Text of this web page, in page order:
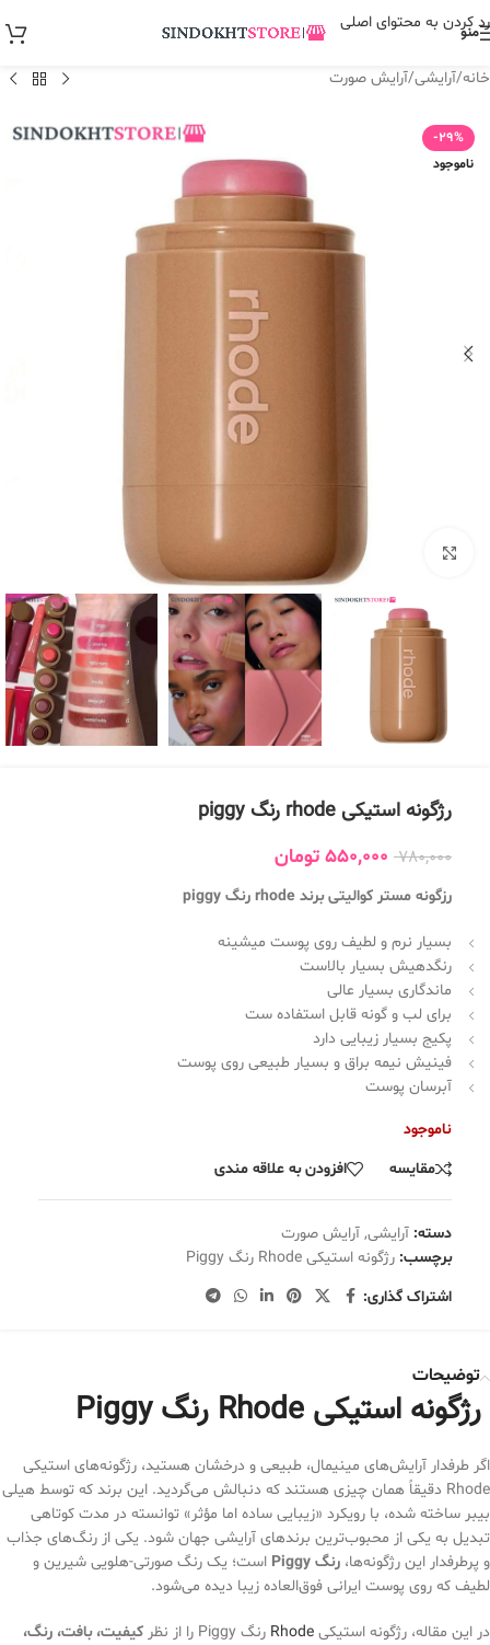
رد کردن به محتوای اصلی
منو
خانه/آرایشی/آرایش صورت
-29%
ناموجود
بزرگنمایی تصویر
رژگونه استیکی rhode رنگ piggy
780,000
550,000 تومان
رزگونه مستر کوالیتی برند rhode رنگ piggy
بسیار نرم و لطیف روی پوست میشینه
رنگدهیش بسیار بالاست
ماندگاری بسیار عالی
برای لب و گونه قابل استفاده ست
پکیج بسیار زیبایی دارد
فینیش نیمه براق و بسیار طبیعی روی پوست
آبرسان پوست
ناموجود
مقایسه
افزودن به علاقه مندی
دسته: آرایشی, آرایش صورت
برچسب: رژگونه استیکی Rhode رنگ Piggy
اشتراک گذاری:
توضیحات
رژگونه استیکی Rhode رنگ Piggy
اگر طرفدار آرایش‌های مینیمال، طبیعی و درخشان هستید، رژگونه‌های استیکی
Rhode دقیقاً همان چیزی هستند که دنبالش می‌گردید. این برند که توسط هیلی
بیبر ساخته شده، با رویکرد «زیبایی ساده اما مؤثر» توانسته در مدت کوتاهی
تبدیل به یکی از محبوب‌ترین برندهای آرایشی جهان شود. یکی از رنگ‌های جذاب
و پرطرفدار این رژگونه‌ها، رنگ Piggy
است؛ یک رنگ صورتی-هلویی شیرین و
لطیف که روی پوست ایرانی فوق‌العاده زیبا دیده می‌شود.
در این مقاله، رژگونه استیکی رنگ Piggy را از نظر
کیفیت، بافت، رنگ،